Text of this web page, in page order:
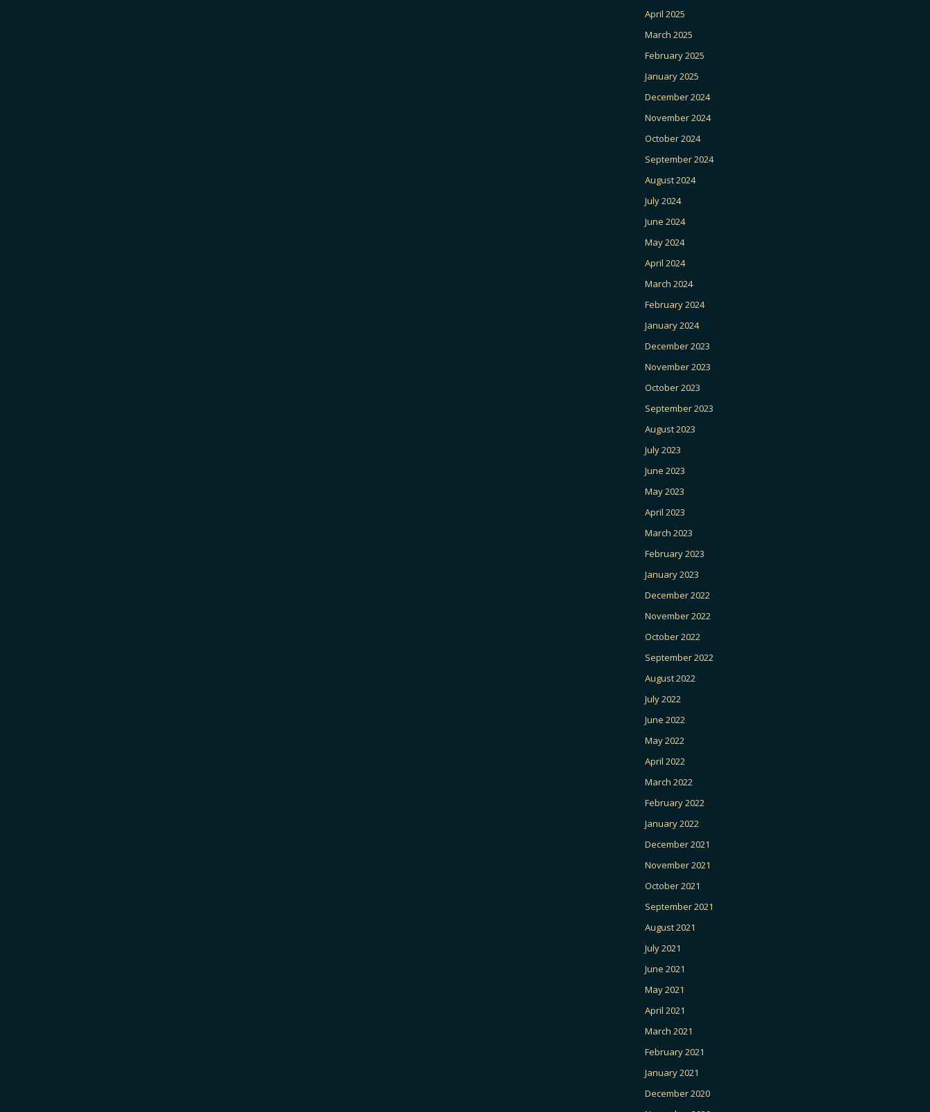
April 2025
March 2025
February 2025
January 2025
December 2024
November 2024
October 2024
September 2024
August 2024
July 2024
June 2024
May 2024
April 2024
March 2024
February 2024
January 2024
December 2023
November 2023
October 2023
September 2023
August 2023
July 2023
June 2023
May 2023
April 2023
March 2023
February 2023
January 2023
December 2022
November 2022
October 2022
September 2022
August 2022
July 2022
June 2022
May 2022
April 2022
March 2022
February 2022
January 2022
December 2021
November 2021
October 2021
September 2021
August 2021
July 2021
June 2021
May 2021
April 2021
March 2021
February 2021
January 2021
December 2020